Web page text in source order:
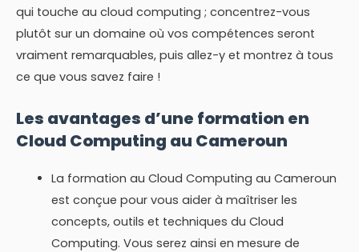
qui touche au cloud computing ; concentrez-vous
plutôt sur un domaine où vos compétences seront
vraiment remarquables, puis allez-y et montrez à tous
ce que vous savez faire !
Les avantages d’une formation en
Cloud Computing au Cameroun
La formation au Cloud Computing au Cameroun
est conçue pour vous aider à maîtriser les
concepts, outils et techniques du Cloud
Computing. Vous serez ainsi en mesure de